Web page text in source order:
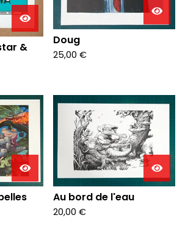
&
Doug
25,00 €
Au bord de l'eau
20,00 €